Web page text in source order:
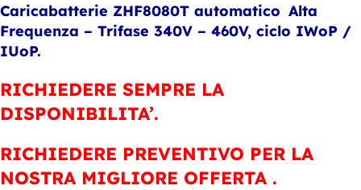
Caricabatterie ZHF8080T automatico Alta
Frequenza – Trifase 340V – 460V, ciclo IWoP /
IUoP.
RICHIEDERE SEMPRE LA
DISPONIBILITA’.
RICHIEDERE PREVENTIVO PER LA
NOSTRA MIGLIORE OFFERTA .